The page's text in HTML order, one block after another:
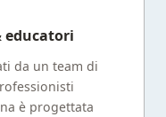
educatori
da un team di
è progettata